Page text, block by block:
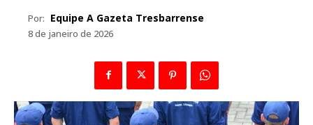
Por: Equipe A Gazeta Tresbarrense
8 de janeiro de 2026